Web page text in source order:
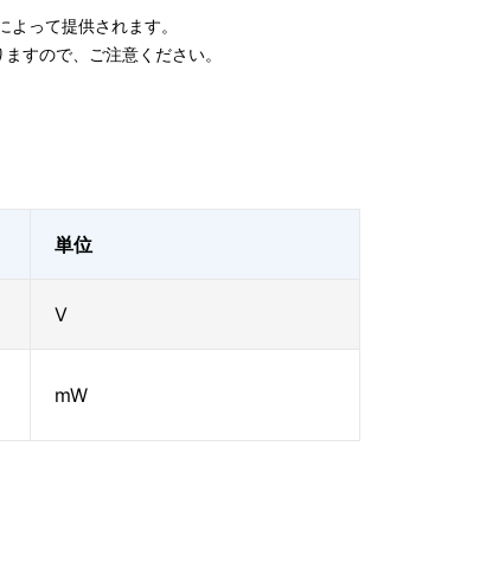
って提供されます。
すので、ご注意ください。
単位
V
mW